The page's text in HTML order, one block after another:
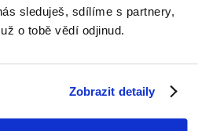
sleduješ, sdílíme s partnery,
o tobě vědí odjinud.
Zobrazit detaily
kútoch